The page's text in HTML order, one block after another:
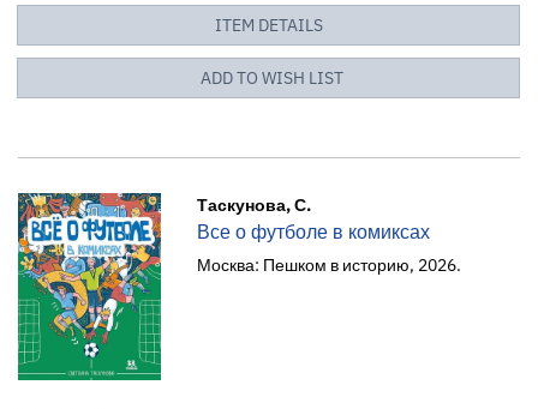
ITEM DETAILS
ADD TO WISH LIST
Таскунова, С.
Все о футболе в комиксах
Москва: Пешком в историю, 2026.